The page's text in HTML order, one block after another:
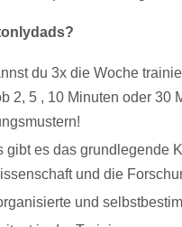
du 3x die Woche
2, 5 , 10 Minuten oder 30
gibt es das grundlegende
und die
und